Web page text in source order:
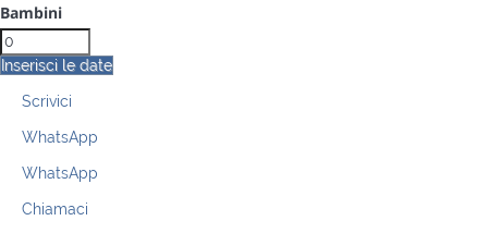
Bambini
Inserisci le date
Scrivici
WhatsApp
WhatsApp
Chiamaci